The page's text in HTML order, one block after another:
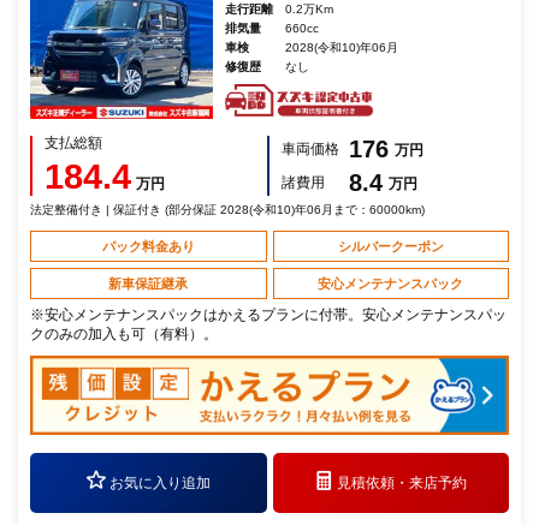
走行距離
0.2万Km
排気量
660cc
車検
2028(令和10)年06月
修復歴
なし
支払総額
184.4 万円
車両価格 176 万円
諸費用
8.4 万円
法定整備付き | 保証付き (部分保証 2028(令和10)年06月まで：60000km)
パック料金あり シルバークーポン
新車保証継承 安心メンテナンスパック
※安心メンテナンスパックはかえるプランに付帯。安心メンテナンスパッ
クのみの加入も可（有料）。
お気に入り追加 見積依頼・来店予約